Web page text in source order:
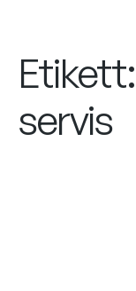
Etikett:
servis